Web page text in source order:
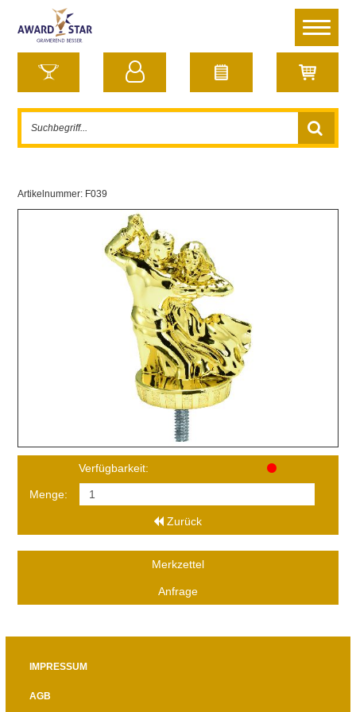
Artikelnummer: F039
Verfügbarkeit:
Menge:
Zurück
Merkzettel
Anfrage
IMPRESSUM
AGB